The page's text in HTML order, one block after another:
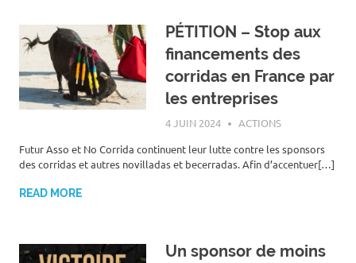
PÉTITION – Stop aux
financements des
corridas en France par
les entreprises
4 JUIN 2024 ROGER LAHANA
ACTIONS
Futur Asso et No Corrida continuent leur lutte contre les sponsors
des corridas et autres novilladas et becerradas. Afin d’accentuer[…]
READ MORE
Un sponsor de moins